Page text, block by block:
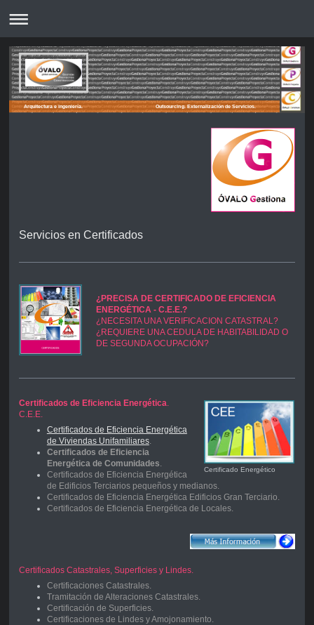
Arquitectura e ingeniería. Outsourcing. Externalización de Servicios.
Servicios en Certificados
¿PRECISA DE CERTIFICADO DE EFICIENCIA
ENERGÉTICA - C.E.E.?
¿NECESITA UNA VERIFICACION CATASTRAL?
¿REQUIERE UNA CEDULA DE HABITABILIDAD O
DE SEGUNDA OCUPACIÓN?
Certificado Energético
Certificados de Eficiencia Energética
C.E.E.
Certificados de Eficiencia Energética
de Viviendas Unifamiliares.
Certificados de Eficiencia
Energética de Comunidades
Certificados de Eficiencia Energética
de Edificios Terciarios pequeños y medianos.
Certificados de Eficiencia Energética Edificios Gran Terciario.
Certificados de Eficiencia Energética de Locales.
Certificados Catastrales, Superficies y Lindes.
Certificaciones Catastrales.
Tramitación de Alteraciones Catastrales.
Certificación de Superficies.
Certificaciones de Lindes y Amojonamiento